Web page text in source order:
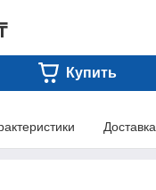
Купить
Доставка